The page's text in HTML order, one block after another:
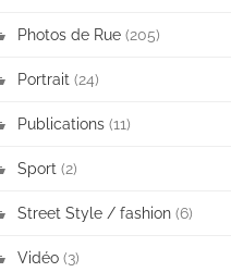
Photos de Rue (205)
Portrait (24)
Publications (11)
Sport (2)
Street Style / fashion (6)
Vidéo (3)